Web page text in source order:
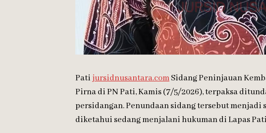
Patijursidnusantara.comSidang Peninjauan
Pirna di PN Pati, Kamis (7/5/2026), terpaksa
persidangan. Penundaan sidang tersebut menjadi
diketahui sedang menjalani hukuman di Lapas